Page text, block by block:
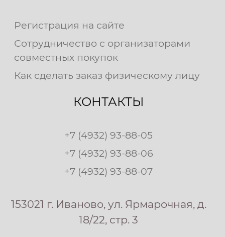
Регистрация на сайте
Сотрудничество с организаторами
совместных покупок
Как сделать заказ физическому лицу
КОНТАКТЫ
+7 (4932) 93-88-05
+7 (4932) 93-88-06
+7 (4932) 93-88-07
153021 г. Иваново, ул. Ярмарочная, д.
18/22, стр. 3